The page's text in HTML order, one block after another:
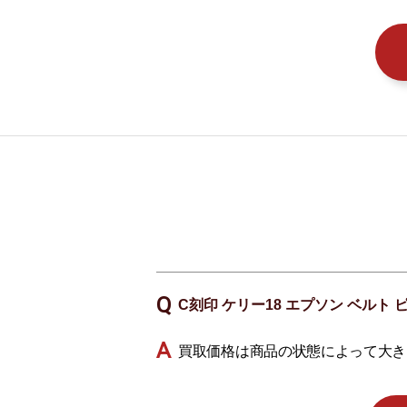
C刻印 ケリー18 エプソン ベルト
買取価格は商品の状態によって大